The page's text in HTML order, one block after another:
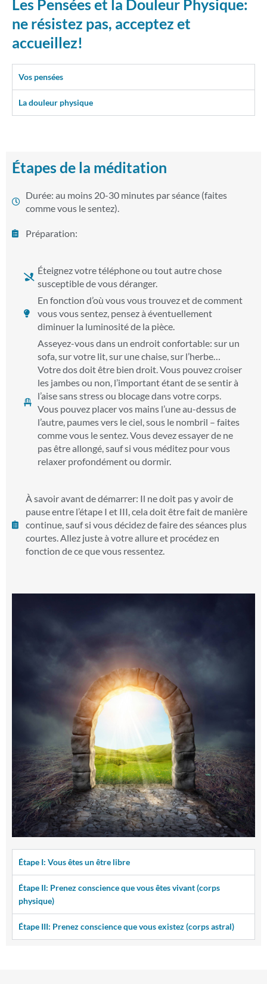
Les Pensées et la Douleur Physique:
ne résistez pas, acceptez et
accueillez!
Vos pensées
La douleur physique
Étapes de la méditation
Durée: au moins 20-30 minutes par séance (faites
comme vous le sentez).
Préparation:
Éteignez votre téléphone ou tout autre chose
susceptible de vous déranger.
En fonction d’où vous vous trouvez et de comment
vous vous sentez, pensez à éventuellement
diminuer la luminosité de la pièce.
Asseyez-vous dans un endroit confortable: sur un
sofa, sur votre lit, sur une chaise, sur l’herbe…
Votre dos doit être bien droit. Vous pouvez croiser
les jambes ou non, l’important étant de se sentir à
l’aise sans stress ou blocage dans votre corps.
Vous pouvez placer vos mains l’une au-dessus de
l’autre, paumes vers le ciel, sous le nombril – faites
comme vous le sentez. Vous devez essayer de ne
pas être allongé, sauf si vous méditez pour vous
relaxer profondément ou dormir.
À savoir avant de démarrer: Il ne doit pas y avoir de
pause entre l’étape I et III, cela doit être fait de manière
continue, sauf si vous décidez de faire des séances plus
courtes. Allez juste à votre allure et procédez en
fonction de ce que vous ressentez.
Étape I: Vous êtes un être libre
Étape II: Prenez conscience que vous êtes vivant (corps
physique)
Étape III: Prenez conscience que vous existez (corps astral)